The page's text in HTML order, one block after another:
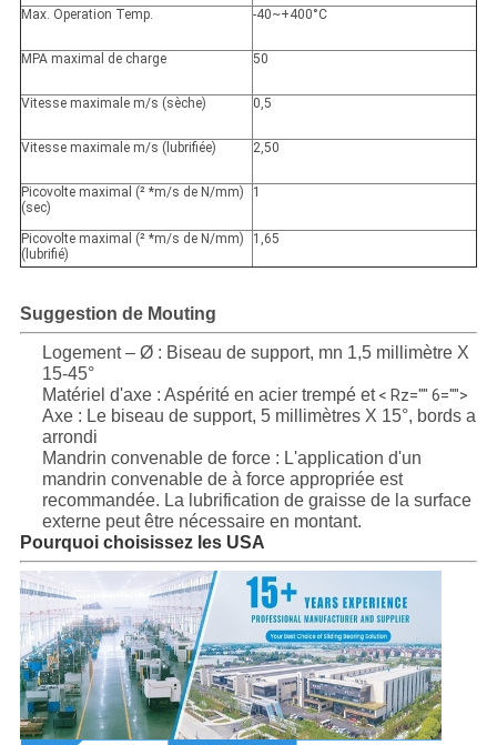
Max. Operation Temp. -40~+400°C
MPA maximal de charge 50
Vitesse maximale m/s (sèche) 0,5
Vitesse maximale m/s (lubrifiée) 2,50
Picovolte maximal (² *m/s de N/mm)
(sec)
1
Picovolte maximal (² *m/s de N/mm)
(lubrifié)
1,65
Suggestion de Mouting
Logement – Ø : Biseau de support, mn 1,5 millimètre X
15-45°
Matériel d'axe : Aspérité en acier trempé et< Rz="" 6="">
Axe : Le biseau de support, 5 millimètres X 15°, bords a
arrondi
Mandrin convenable de force : L'application d'un
mandrin convenable de à force appropriée est
recommandée. La lubrification de graisse de la surface
externe peut être nécessaire en montant.
Pourquoi choisissez les USA